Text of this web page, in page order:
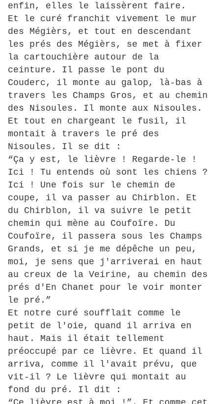
enfin, elles le laissèrent faire.
Et le curé franchit vivement le mur
des Mégièrs, et tout en descendant
les prés des Mégièrs, se met à fixer
la cartouchière autour de la
ceinture. Il passe le pont du
Couderc, il monte au galop, là-bas à
travers les Champs Gros, et au chemin
des Nisoules. Il monte aux Nisoules.
Et tout en chargeant le fusil, il
montait à travers le pré des
Nisoules. Il se dit :
“Ça y est, le lièvre ! Regarde-le !
Ici ! Tu entends où sont les chiens ?
Ici ! Une fois sur le chemin de
coupe, il va passer au Chirblon. Et
du Chirblon, il va suivre le petit
chemin qui mène au Coufoïre. Du
Coufoïre, il passera sous les Champs
Grands, et si je me dépêche un peu,
moi, je sens que j'arriverai en haut
au creux de la Veirine, au chemin des
prés d'En Chanet pour le voir monter
le pré.”
Et notre curé soufflait comme le
petit de l'oie, quand il arriva en
haut. Mais il était tellement
préoccupé par ce lièvre. Et quand il
arriva, comme il l'avait prévu, que
vit-il ? Le lièvre qui montait au
fond du pré. Il dit :